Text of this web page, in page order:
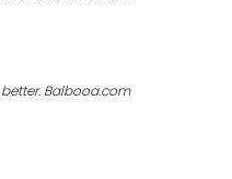
Balbooa.com